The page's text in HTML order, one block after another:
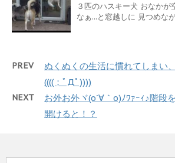
３匹のハスキー犬 おなかが
なぁ...と窓越しに 見つめな
PREV
ぬくぬくの生活に慣れてしまい
((((；ﾟДﾟ))))
NEXT
お外お外ヾ(o´∀｀o)ﾉﾜｧｰｨ♪階段
開けると！？